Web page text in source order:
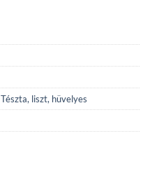
Tészta, liszt, hüvelyes